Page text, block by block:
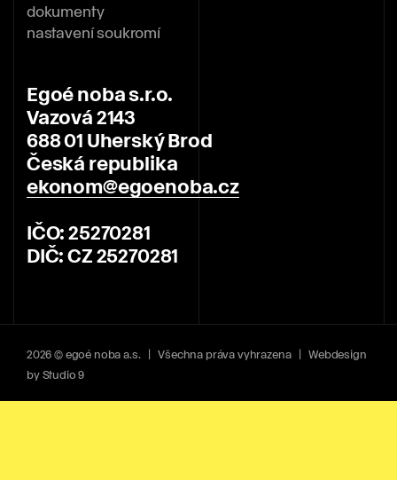
dokumenty
nastavení soukromí
Egoé noba s.r.o.
Vazová 2143
688 01 Uherský Brod
Česká republika
ekonom@egoenoba.cz
IČO: 25270281
DIČ: CZ 25270281
2026 © egoé noba a.s. | Všechna práva vyhrazena | Webdesign
by Studio 9